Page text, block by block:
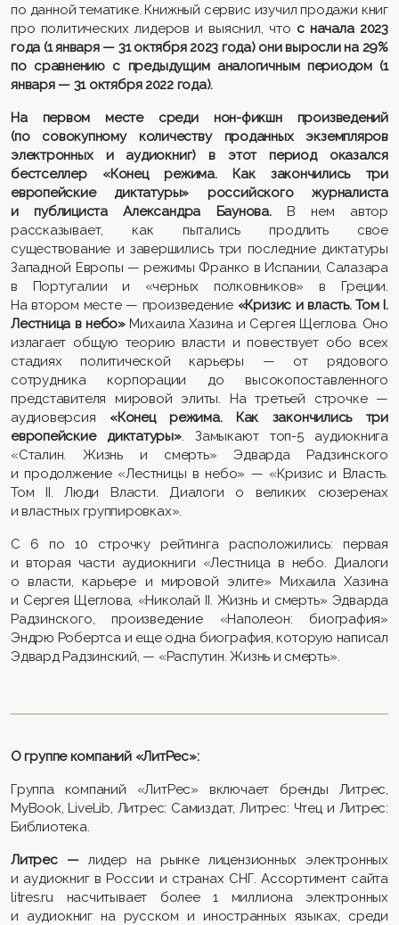
по данной тематике. Книжный сервис изучил продажи книг
про политических лидеров и выяснил, что с начала 2023
года (1 января — 31 октября 2023 года) они выросли на 29%
по сравнению с предыдущим аналогичным периодом (1
января — 31 октября 2022 года).
На первом месте среди нон-фикшн произведений
(по совокупному количеству проданных экземпляров
электронных и аудиокниг) в этот период оказался
бестселлер «Конец режима. Как закончились три
европейские диктатуры» российского журналиста
и публициста Александра Баунова.В нем автор
рассказывает, как пытались продлить свое
существование и завершились три последние диктатуры
Западной Европы — режимы Франко в Испании, Салазара
в Португалии и «черных полковников» в Греции.
На втором месте — произведение «Кризис и власть. Том I.
Лестница в небо»Михаила Хазина и Сергея Щеглова. Оно
излагает общую теорию власти и повествует обо всех
стадиях политической карьеры — от рядового
сотрудника корпорации до высокопоставленного
представителя мировой элиты. На третьей строчке —
аудиоверсия «Конец режима. Как закончились три
европейские диктатуры». Замыкают топ-5 аудиокнига
«Сталин. Жизнь и смерть» Эдварда Радзинского
и продолжение «Лестницы в небо» — «Кризис и Власть.
Том II. Люди Власти. Диалоги о великих сюзеренах
и властных группировках».
С 6 по 10 строчку рейтинга расположились: первая
и вторая части аудиокниги «Лестница в небо. Диалоги
о власти, карьере и мировой элите» Михаила Хазина
и Сергея Щеглова, «Николай II. Жизнь и смерть» Эдварда
Радзинского, произведение «Наполеон: биография»
Эндрю Робертса и еще одна биография, которую написал
Эдвард Радзинский, — «Распутин. Жизнь и смерть».
О группе компаний «ЛитРес»:
Группа компаний «ЛитРес» включает бренды Литрес,
MyBook, LiveLib, Литрес: Самиздат, Литрес: Чтец и Литрес:
Библиотека.
Литрес — лидер на рынке лицензионных электронных
и аудиокниг в России и странах СНГ. Ассортимент сайта
litres.ru насчитывает более 1 миллиона электронных
и аудиокниг на русском и иностранных языках, среди